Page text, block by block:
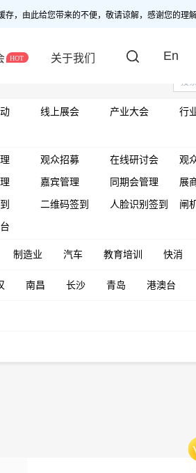
，由此给您带来的不便，敬请谅解，感谢您的理解
关于我们 En
线上展会 产业大会 行
观众招募 在线研讨会 观
嘉宾管理 同期会管理 展
二维码签到 人脸识别签到 闸
制造业 汽车 教育培训 快消
南昌 长沙 青岛 港澳台